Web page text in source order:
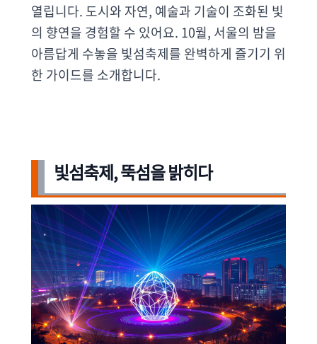
열립니다. 도시와 자연, 예술과 기술이 조화된 빛
의 향연을 경험할 수 있어요. 10월, 서울의 밤을
아름답게 수놓을 빛섬축제를 완벽하게 즐기기 위
한 가이드를 소개합니다.
빛섬축제, 뚝섬을 밝히다